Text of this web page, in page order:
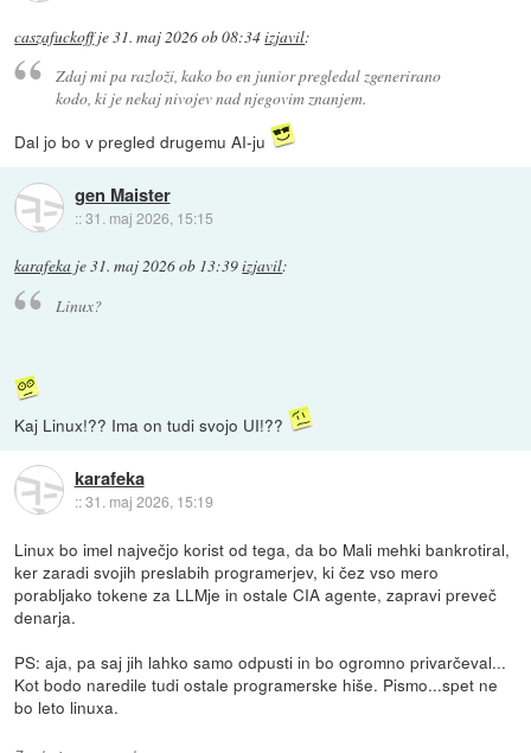
caszafuckoffje31. maj 2026 ob 08:34izjavil:
Zdaj mi pa razloži, kako bo en junior pregledal zgenerirano
kodo, ki je nekaj nivojev nad njegovim znanjem.
Dal jo bo v pregled drugemu AI-ju
gen Maister
::31. maj 2026, 15:15
karafeka je31. maj 2026 ob 13:39izjavil:
Linux?
Kaj Linux!?? Ima on tudi svojo UI!??
karafeka
::31. maj 2026, 15:19
Linux bo imel največjo korist od tega, da bo Mali mehki bankrotiral,
ker zaradi svojih preslabih programerjev, ki čez vso mero
porabljako tokene za LLMje in ostale CIA agente, zapravi preveč
denarja.
PS: aja, pa saj jih lahko samo odpusti in bo ogromno privarčeval...
Kot bodo naredile tudi ostale programerske hiše. Pismo...spet ne
bo leto linuxa.